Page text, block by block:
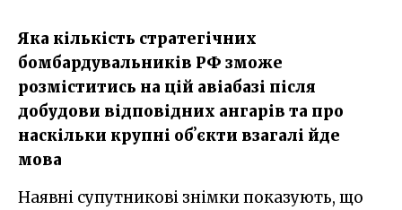
Яка кількість стратегічних
бомбардувальників РФ зможе
розміститись на цій авіабазі після
добудови відповідних ангарів та про
наскільки крупні обʼєкти взагалі йде
мова
Наявні супутникові знімки показують, що